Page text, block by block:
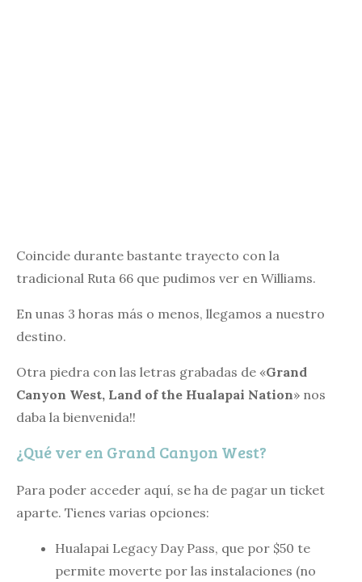
Coincide durante bastante trayecto con la
tradicional Ruta 66 que pudimos ver en Williams.
En unas 3 horas más o menos, llegamos a nuestro
destino.
Otra piedra con las letras grabadas de «Grand
Canyon West, Land of the Hualapai Nation» nos
daba la bienvenida!!
¿Qué ver en Grand Canyon West?
Para poder acceder aquí, se ha de pagar un ticket
aparte. Tienes varias opciones:
Hualapai Legacy Day Pass, que por $50 te
permite moverte por las instalaciones (no